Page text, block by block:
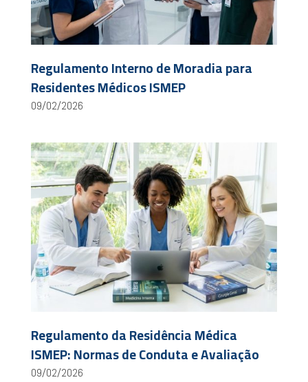
Regulamento Interno de Moradia para
Residentes Médicos ISMEP
09/02/2026
Regulamento da Residência Médica
ISMEP: Normas de Conduta e Avaliação
09/02/2026